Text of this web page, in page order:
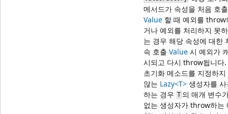
메서드가 속성을 처음 호출
Value 할 때 예외를 throw
거나 예외를 처리하지 못하
는 경우 해당 속성에 대한
속 호출 Value 시 예외가
시되고 다시 throw됩니다.
초기화 메소드를 지정하지
않는 Lazy<T> 생성자를
하는 경우 T의 매개 변수
없는 생성자가 throw하는